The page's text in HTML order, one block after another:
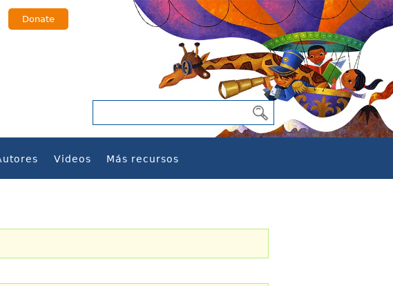
Donate
Videos Más recursos